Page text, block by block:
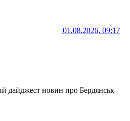
01.08.2026, 09:17
дайджест новин про Бердянськ